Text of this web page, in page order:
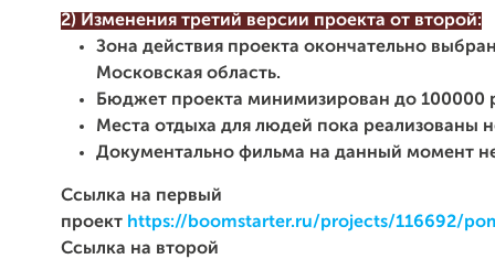
2) Изменения третий версии проекта от второй:
Зона действия проекта окончательно
Московская область.
Бюджет проекта минимизирован до 100000
Места отдыха для людей пока реализованы
Документально фильма на данный момент
Ссылка на первый
проект https://boomstarter.ru/projects/116692/
Ссылка на второй